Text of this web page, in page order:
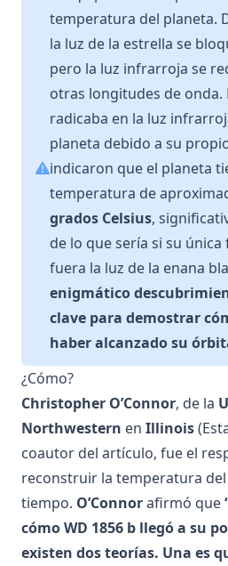
temperatura del planeta.
la luz de la estrella se
pero la luz infrarroja se
otras longitudes de onda.
radicaba en la luz
planeta debido a su
indicaron que el planeta
temperatura de
grados Celsius,
de lo que sería si su
fuera la luz de la enana
enigmático
clave para demostrar
haber alcanzado su
¿Cómo?
Christopher O’Connor, de la
Northwestern en Illinois
coautor del artículo, fue el
reconstruir la temperatura
tiempo. O’Connorafirmó que
cómo WD 1856 b llegó a su
existen dos teorías. Una es